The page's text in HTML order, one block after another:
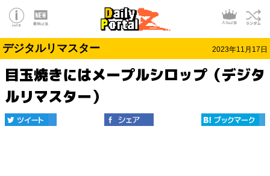
デジタルリマスター 2023年11月17日
目玉焼きにはメープルシロップ（デジタ
ルリマスター）